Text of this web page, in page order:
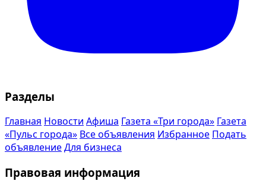
Разделы
Главная Новости Афиша Газета «Три города» Газета
«Пульс города» Все объявления Избранное Подать
объявлениеДля бизнеса
Правовая информация